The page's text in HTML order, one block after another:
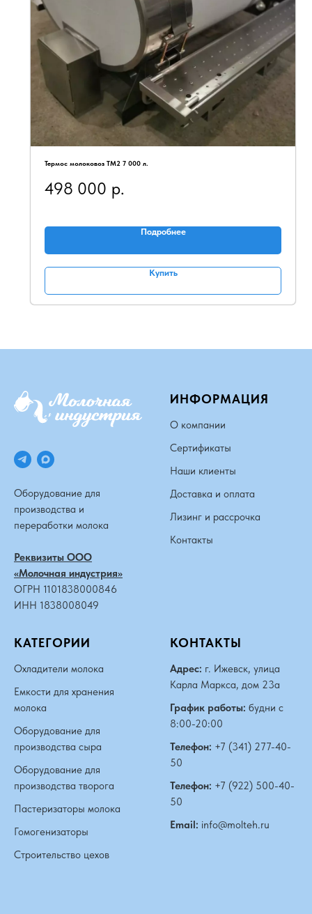
Термос молоковоз ТМ2 7 000 л.
498 000 р.
Подробнее
Купить
Оборудование для
производства и
переработки молока
Реквизиты ООО
«Молочная индустрия»
ОГРН 1101838000846
ИНН 1838008049
ИНФОРМАЦИЯ
О компании
Сертификаты
Наши клиенты
Доставка и оплата
Лизинг и рассрочка
Контакты
КАТЕГОРИИ
Охладители молока
Емкости для хранения
молока
Оборудование для
производства сыра
Оборудование для
производства творога
Пастеризаторы молока
Гомогенизаторы
Строительство цехов
КОНТАКТЫ
Адрес: г. Ижевск, улица
Карла Маркса, дом 23а
График работы: будни с
8:00-20:00
Телефон: +7 (341) 277-40-
50
Телефон: +7 (922) 500-40-
50
Email: info@molteh.ru